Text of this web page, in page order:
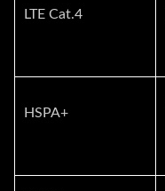
LTE Cat.4
HSPA+